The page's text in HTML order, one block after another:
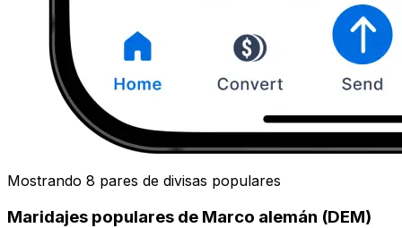
Mostrando 8 pares de divisas populares
Maridajes populares de Marco alemán (DEM)